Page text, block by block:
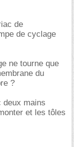
de
de cyclage
ne tourne que
du
?
deux mains
et les tôles